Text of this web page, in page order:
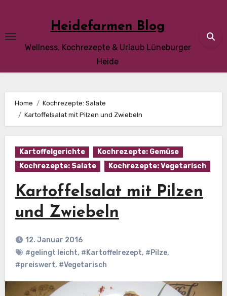
content
Heidefarmen Blog
Wellness, Kochrezepte & Urlaub Lüneburger
Heide
Home
Kochrezepte: Salate
Kartoffelsalat mit Pilzen und Zwiebeln
Kartoffelgerichte
Kochrezepte: Gemüse
Kochrezepte: Salate
Kochrezepte: Vegetarisch
Kartoffelsalat mit Pilzen
und Zwiebeln
12. Januar 2016
#gelingt leicht, #Kartoffelrezept, #Pilze,
#preiswert, #Vegetarisch